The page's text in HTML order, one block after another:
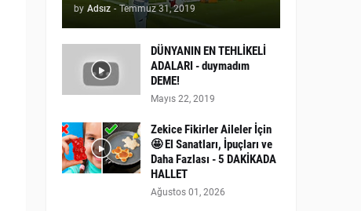
by Adsız - Temmuz 31, 2019
DÜNYANIN EN TEHLİKELİ
ADALARI - duymadım
DEME!
Mayıs 22, 2019
Zekice Fikirler Aileler İçin
🤩 El Sanatları, İpuçları ve
Daha Fazlası - 5 DAKİKADA
HALLET
Ağustos 01, 2026